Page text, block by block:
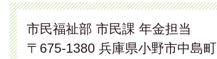
市民福祉部 市民課 年金担当
〒675-1380 兵庫県小野市中島